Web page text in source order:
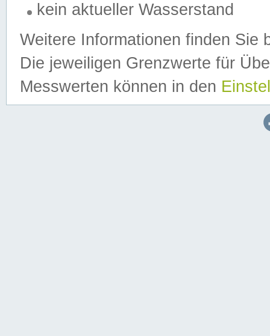
kein aktueller Wasserstand
Weitere Informationen finden Sie
Die jeweiligen Grenzwerte für
Messwerten können in den